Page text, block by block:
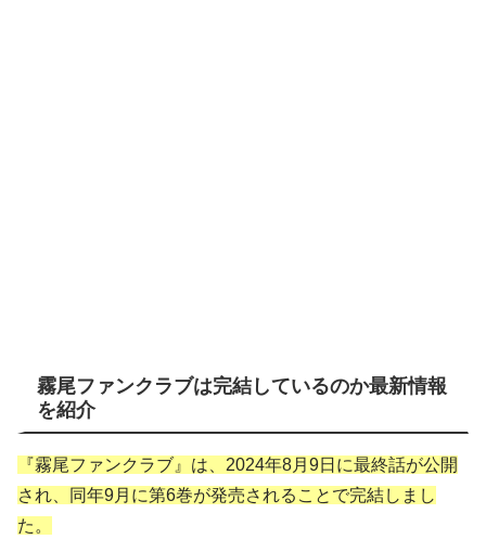
霧尾ファンクラブは完結しているのか最新情報
を紹介
『霧尾ファンクラブ』は、2024年8月9日に最終話が公開
され、同年9月に第6巻が発売されることで完結しまし
た。